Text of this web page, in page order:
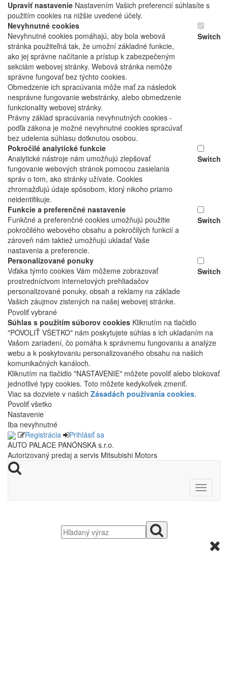
Upraviť nastavenie Nastavením Vašich preferencií súhlasíte s
použitím cookies na nižšie uvedené účely.
Nevyhnutné cookies
Nevyhnutné cookies pomáhajú, aby bola webová
stránka použiteľná tak, že umožní základné funkcie,
ako jej správne načítanie a prístup k zabezpečeným
sekciám webovej stránky. Webová stránka nemôže
správne fungovať bez týchto cookies.
Obmedzenie ich spracúvania môže mať za následok
nesprávne fungovanie webstránky, alebo obmedzenie
funkcionality webovej stránky.
Právny základ spracúvania nevyhnutných cookies -
podľa zákona je možné nevyhnutné cookies spracúvať
bez udelenia súhlasu dotknutou osobou.
Switch
Pokročilé analytické funkcie
Analytické nástroje nám umožňujú zlepšovať
fungovanie webových stránok pomocou zasielania
správ o tom, ako stránky užívate. Cookies
zhromažďujú údaje spôsobom, ktorý nikoho priamo
neidentifikuje.
Switch
Funkcie a preferenčné nastavenie
Funkčné a preferenčné cookies umožňujú použitie
pokročilého webového obsahu a pokročilých funkcií a
zároveň nám taktiež umožňujú ukladať Vaše
nastavenia a preferencie.
Switch
Personalizované ponuky
Vďaka týmto cookies Vám môžeme zobrazovať
prostredníctvom internetových prehliadačov
personalizované ponuky, obsah a reklamy na základe
Vašich záujmov zistených na našej webovej stránke.
Switch
Povoliť vybrané
Súhlas s použitím súborov cookies Kliknutím na tlačidlo
"POVOLIŤ VŠETKO" nám poskytujete súhlas s ich ukladaním na
Vašom zariadení, čo pomáha k správnemu fungovaniu a analýze
webu a k poskytovaniu personalizovaného obsahu na našich
komunikačných kanáloch.
Kliknutím na tlačidlo "NASTAVENIE" môžete povoliť alebo blokovať
jednotlivé typy cookies. Toto môžete kedykoľvek zmeniť.
Viac sa dozviete v našich Zásadách používania cookies.
Povoliť všetko
Nastavenie
Iba nevyhnutné
Registrácia
Prihlásiť sa
AUTO PALACE PANÓNSKA s.r.o.
Autorizovaný predaj a servis Mitsubishi Motors